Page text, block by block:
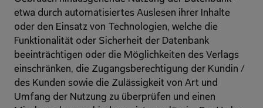
etwa durch automatisiertes Auslesen ihrer Inhalte
oder den Einsatz von Technologien, welche die
Funktionalität oder Sicherheit der Datenbank
beeinträchtigen oder die Möglichkeiten des Verlags
einschränken, die Zugangsberechtigung der Kundin /
des Kunden sowie die Zulässigkeit von Art und
Umfang der Nutzung zu überprüfen und einen